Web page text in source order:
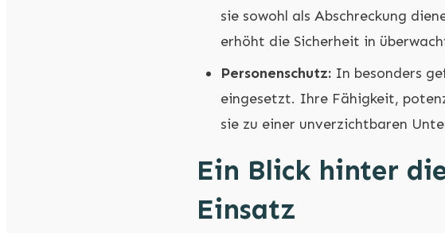
sie sowohl als Abschreckung
erhöht die Sicherheit in
Personenschutz: In besonders
eingesetzt. Ihre Fähigkeit,
sie zu einer unverzichtbaren
Ein Blick hinter
Einsatz